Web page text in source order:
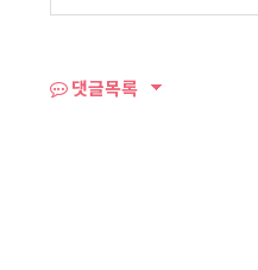
댓글목록